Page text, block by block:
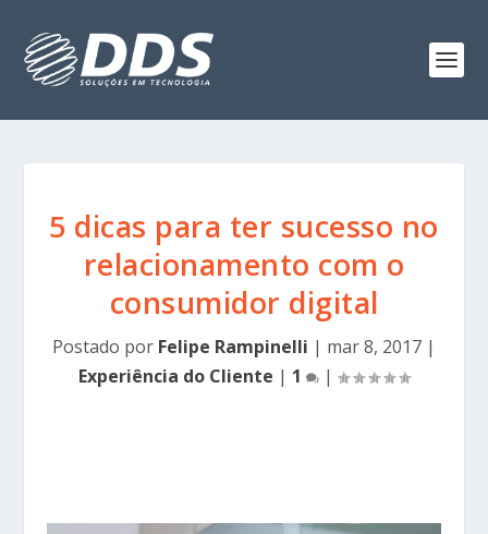
5 dicas para ter sucesso no
relacionamento com o
consumidor digital
Postado por Felipe Rampinelli | mar 8, 2017 |
Experiência do Cliente | 1 |